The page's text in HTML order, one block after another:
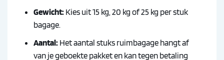
Gewicht: Kies uit 15 kg, 20 kg of 25 kg per stuk
bagage.
Aantal: Het aantal stuks ruimbagage hangt af
van je geboekte pakket en kan tegen betaling